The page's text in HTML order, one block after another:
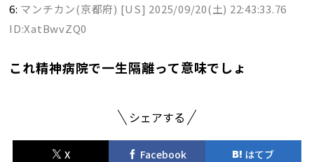
6: マンチカン(京都府) [US] 2025/09/20(土) 22:43:33.76
ID:XatBwvZQ0
これ精神病院で一生隔離って意味でしょ
シェアする
X Facebook
はてブ